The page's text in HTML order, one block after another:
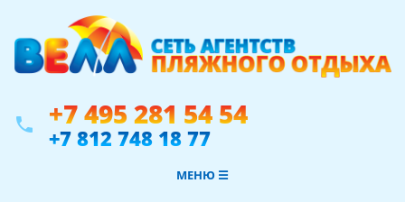
phone +7 495 281 54 54
+7 812 748 18 77
МЕНЮ ☰